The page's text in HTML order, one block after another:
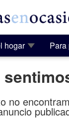
hogar
no